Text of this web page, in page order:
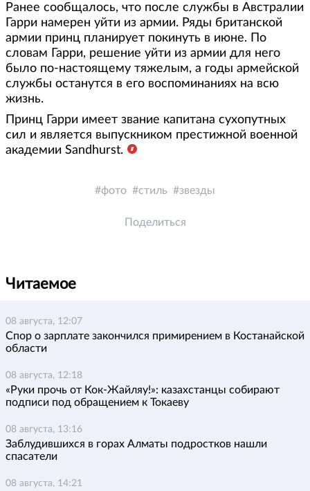
Ранее сообщалось, что после службы в Австралии
Гарри намерен уйти из армии. Ряды британской
армии принц планирует покинуть в июне. По
словам Гарри, решение уйти из армии для него
было по-настоящему тяжелым, а годы армейской
службы останутся в его воспоминаниях на всю
жизнь.
Принц Гарри имеет звание капитана сухопутных
сил и является выпускником престижной военной
академии Sandhurst.
фото стиль звезды
Поделиться
Читаемое
08 августа, 12:07
Спор о зарплате закончился примирением в Костанайской
области
08 августа, 12:18
«Руки прочь от Кок-Жайляу!»: казахстанцы собирают
подписи под обращением к Токаеву
08 августа, 13:16
Заблудившихся в горах Алматы подростков нашли
спасатели
08 августа, 14:21